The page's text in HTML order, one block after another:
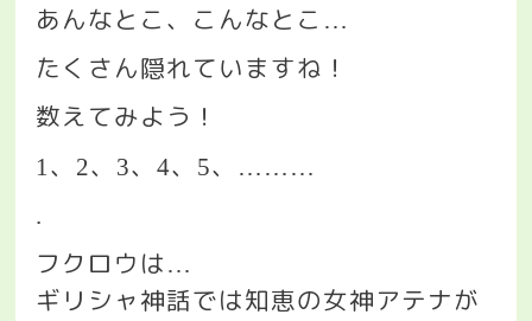
あんなとこ、こんなとこ …
たくさん隠れていますね！
数えてみよう！
1 、 2、 3、4、 5、
………
.
フクロウは …
ギリシャ神話では知恵の女神アテナが